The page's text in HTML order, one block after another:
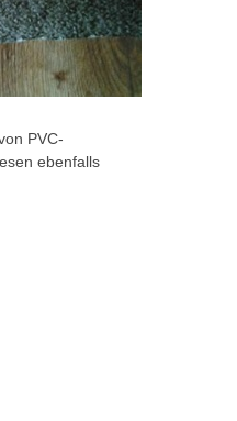
PVC-
ebenfalls